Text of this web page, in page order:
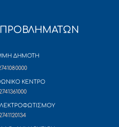
ΔΗΜΟΤΗ
ΚΕΝΤΡΟ